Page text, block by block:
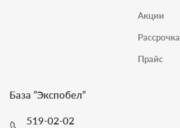
Акции
Рассрочка
Прайс
База ”Экспобел”
519-02-02